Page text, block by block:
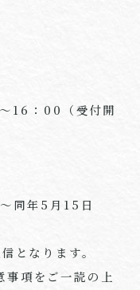
16：00（受付開
同年5月15日
となります。
事項をご一読の上